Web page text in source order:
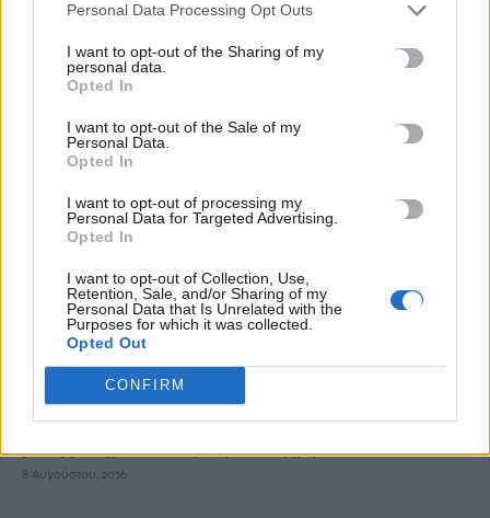
Personal Data Processing Opt Outs
I want to opt-out of the Sharing of my
personal data.
Opted In
I want to opt-out of the Sale of my
Personal Data.
Opted In
I want to opt-out of processing my
Personal Data for Targeted Advertising.
Opted In
I want to opt-out of Collection, Use,
Retention, Sale, and/or Sharing of my
Personal Data that Is Unrelated with the
Purposes for which it was collected.
Opted Out
CONFIRM
Βαρύ πένθος για τον Μέσι: «Έφυγε» από τη ζωή ο πατέρας του
8 Αυγούστου, 2026
Χανιά: Αναστάτωση από φωτιά κοντά σε σπίτια
8 Αυγούστου, 2026
Σε 57χρονη γυναίκα ανήκει η σορός στον Λυκαβηττό
8 Αυγούστου, 2026
Καλοκαίρι και αλλεργίες: Πότε απαιτείται προσοχή και ποια
συμπτώματα δεν πρέπει να αγνοούμε
Μυστράς: «Γιατί έβαλε τον πατέρα του στην κατάψυξη» – Το
8 Αυγούστου, 2026